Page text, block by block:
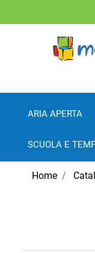
ARIA APERTA
SCUOLA E
Home